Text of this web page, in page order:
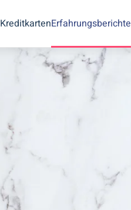
KreditkartenErfahrungsberichte